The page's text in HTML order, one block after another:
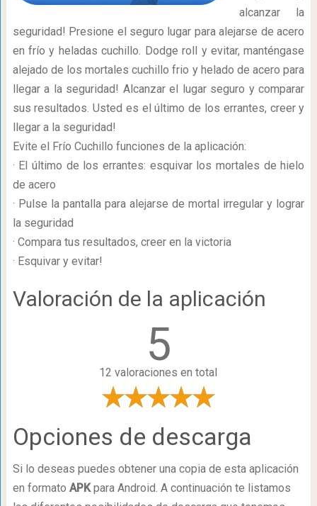
alcanzar la
seguridad! Presione el seguro lugar para alejarse de acero
en frío y heladas cuchillo. Dodge roll y evitar, manténgase
alejado de los mortales cuchillo frio y helado de acero para
llegar a la seguridad! Alcanzar el lugar seguro y comparar
sus resultados. Usted es el último de los errantes, creer y
llegar a la seguridad!
Evite el Frío Cuchillo funciones de la aplicación:
· El último de los errantes: esquivar los mortales de hielo
de acero
· Pulse la pantalla para alejarse de mortal irregular y lograr
la seguridad
· Compara tus resultados, creer en la victoria
· Esquivar y evitar!
Valoración de la aplicación
5
12 valoraciones en total
Opciones de descarga
Si lo deseas puedes obtener una copia de esta aplicación
en formato APKpara Android. A continuación te listamos